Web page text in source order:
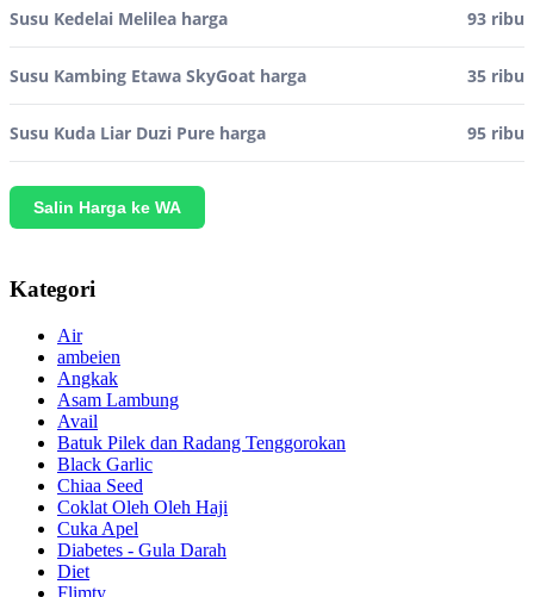
Susu Kedelai Melilea harga 93 ribu
Susu Kambing Etawa SkyGoat harga 35 ribu
Susu Kuda Liar Duzi Pure harga 95 ribu
Salin Harga ke WA
Kategori
Air
ambeien
Angkak
Asam Lambung
Avail
Batuk Pilek dan Radang Tenggorokan
Black Garlic
Chiaa Seed
Coklat Oleh Oleh Haji
Cuka Apel
Diabetes - Gula Darah
Diet